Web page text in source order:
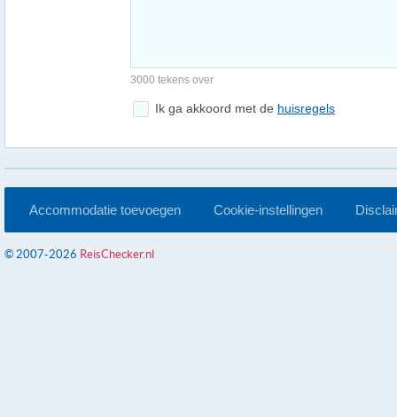
3000 tekens over
Ik ga akkoord met de huisregels
Accommodatie toevoegen Cookie-instellingen
© 2007-2026 ReisChecker.nl